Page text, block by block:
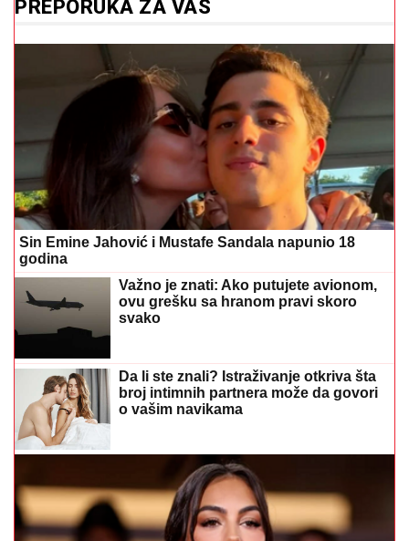
Sin Emine Jahović i Mustafe Sandala napunio 18
godina
Važno je znati: Ako putujete avionom,
ovu grešku sa hranom pravi skoro
Da li ste znali? Istraživanje otkriva šta
broj intimnih partnera može da govori
o vašim navikama